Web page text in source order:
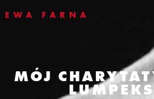
EWA FARNA
MÓJ
LUMPEKS